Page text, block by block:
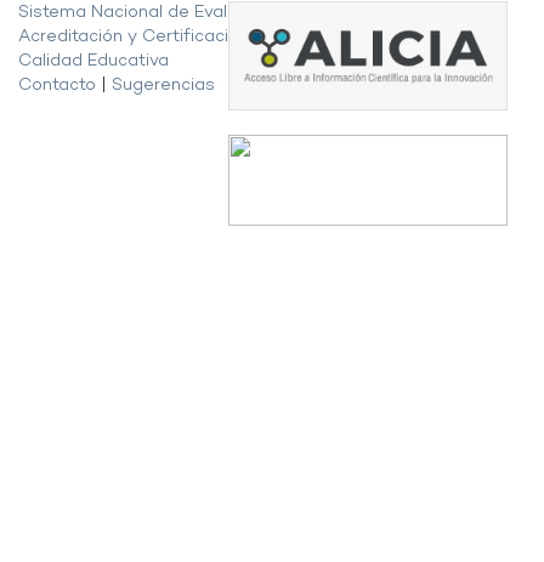
Sistema Nacional de Evaluación,
Acreditación y Certificación de la
Calidad Educativa
Contacto
Sugerencias